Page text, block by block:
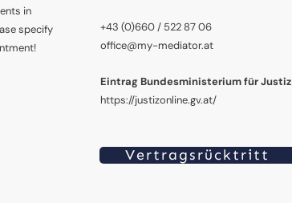
in
specify
+43 (0)660 / 522 87 06
office@my-mediator.at
Eintrag Bundesministerium für Justiz
https://justizonline.gv.at/
Vertragsrücktritt